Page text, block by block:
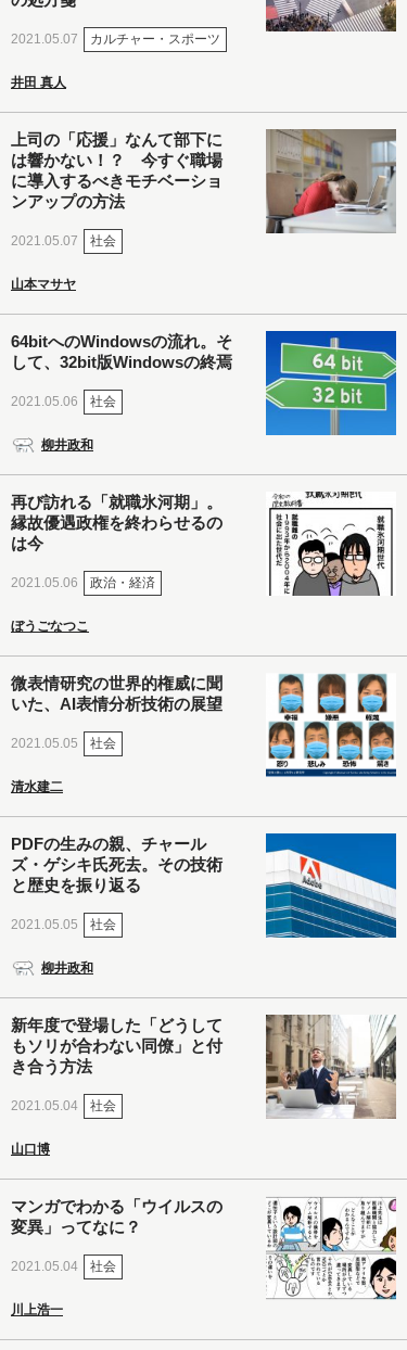
2021.05.07 カルチャー・スポーツ
井田 真人
上司の「応援」なんて部下に
は響かない！？ 今すぐ職場
に導入するべきモチベーショ
ンアップの方法
2021.05.07 社会
山本マサヤ
64bitへのWindowsの流れ。そ
して、32bit版Windowsの終焉
2021.05.06 社会
柳井政和
再び訪れる「就職氷河期」。
縁故優遇政権を終わらせるの
は今
2021.05.06 政治・経済
ぼうごなつこ
微表情研究の世界的権威に聞
いた、AI表情分析技術の展望
2021.05.05 社会
清水建二
PDFの生みの親、チャール
ズ・ゲシキ氏死去。その技術
と歴史を振り返る
2021.05.05 社会
柳井政和
新年度で登場した「どうして
もソリが合わない同僚」と付
き合う方法
2021.05.04 社会
山口博
マンガでわかる「ウイルスの
変異」ってなに？
2021.05.04 社会
川上浩一